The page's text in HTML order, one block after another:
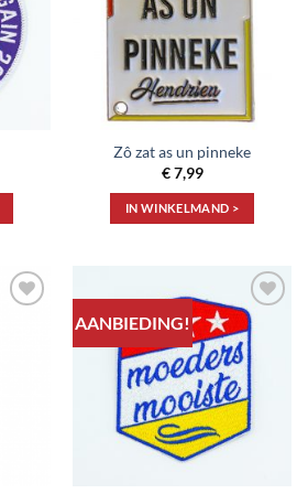
Zô zat as un pinneke
€7,99
IN WINKELMAND >
AANBIEDING!
Toevoegen
aan
verlanglijst